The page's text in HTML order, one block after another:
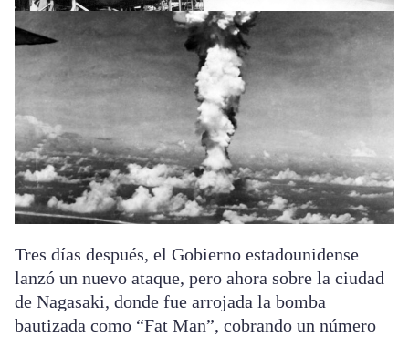
Tres días después, el Gobierno estadounidense
lanzó un nuevo ataque, pero ahora sobre la ciudad
de Nagasaki, donde fue arrojada la bomba
bautizada como “Fat Man”, cobrando un número